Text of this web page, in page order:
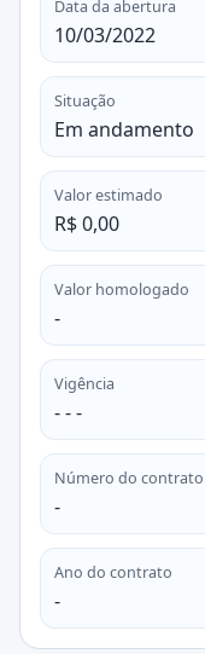
Data da abertura
10/03/2022
Situação
Em andamento
Valor estimado
R$ 0,00
Valor homologado
-
Vigência
- - -
Número do contrato
-
Ano do contrato
-